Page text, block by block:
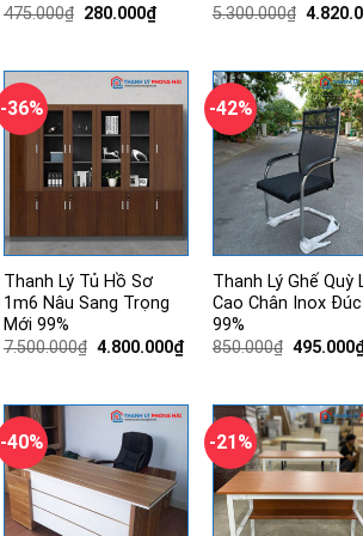
475.000₫ Giá
280.000₫Giá
280.000₫.
5.300.000₫ Giá
-36%
Thanh Lý Tủ Hồ Sơ
1m6 Nâu Sang Trọng
Mới 99%
7.500.000₫ Giá
4.800.000₫Giá
4.800.000₫.
-42%
Thanh Lý Ghế Quỳ
Cao Chân Inox
99%
850.000₫ Giá
495.000
-40% -21%